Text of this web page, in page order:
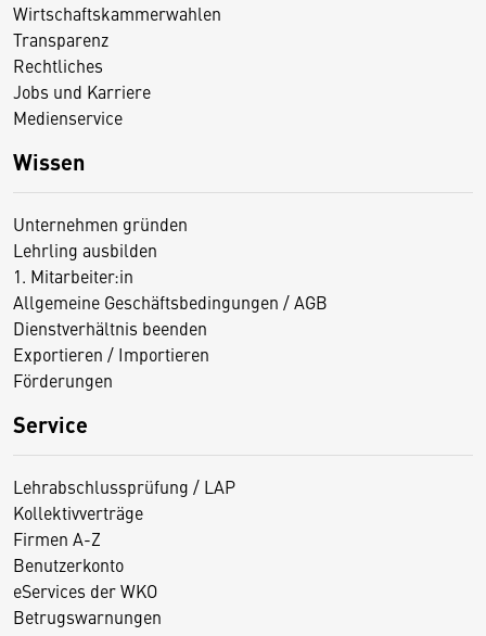
Wirtschaftskammerwahlen
Transparenz
Rechtliches
Jobs und Karriere
Medienservice
Wissen
Unternehmen gründen
Lehrling ausbilden
1. Mitarbeiter:in
Allgemeine Geschäftsbedingungen / AGB
Dienstverhältnis beenden
Exportieren / Importieren
Förderungen
Service
Lehrabschlussprüfung / LAP
Kollektivverträge
Firmen A-Z
Benutzerkonto
eServices der WKO
Betrugswarnungen